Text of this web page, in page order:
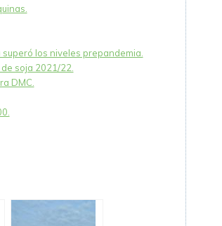
los niveles prepandemia.
soja 2021/22.
DMC.